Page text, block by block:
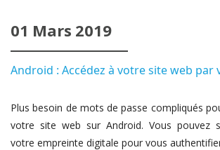
01 Mars 2019
Android : Accédez à votre site web
Plus besoin de mots de passe compliqués
votre site web sur Android. Vous pouvez
votre empreinte digitale pour vous